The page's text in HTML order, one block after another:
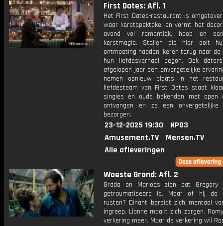
First Dates: Afl. 1
Het First Dates-restaurant is
waar kerstspektakel en vormt het
avond vol romantiek, hoop en
kerstmagie. Stellen die hier ooit
ontmoeting hadden, keren terug naar de
hun liefdesverhaal begon. Ook
afgelopen jaar een onvergetelijke
nemen opnieuw plaats in het
liefdesteam van First Dates staat
singles én oude bekenden met open
ontvangen en ze een
bezorgen.
23-12-2025 19:30
NPO3
Amusement.TV
Mensen.TV
Alle afleveringen
Woeste Grond: Afl. 2
Grada en Marloes zien dat Gregory
getraumatiseerd is. Maar of hij de
rusten? Dinant bereidt zich mentaal
ingreep. Lianne maakt zich zorgen.
verkering meer. Maar de verkering wil